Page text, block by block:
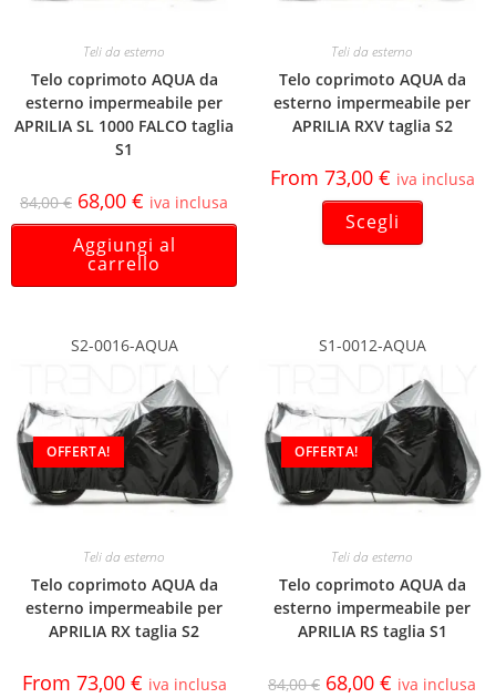
Teli da esterno
Telo coprimoto AQUA da
esterno impermeabile per
APRILIA SL 1000 FALCO taglia
S1
84,00€ 68,00 € iva inclusa
Aggiungi al
carrello
Teli da esterno
Telo coprimoto AQUA da
esterno impermeabile per
APRILIA RXV taglia S2
From 73,00 € iva inclusa
Scegli
S2-0016-AQUA
OFFERTA!
Teli da esterno
Telo coprimoto AQUA da
esterno impermeabile per
APRILIA RX taglia S2
From 73,00 € iva inclusa
S1-0012-AQUA
OFFERTA!
Teli da esterno
Telo coprimoto AQUA da
esterno impermeabile per
APRILIA RS taglia S1
84,00€ 68,00 € iva inclusa